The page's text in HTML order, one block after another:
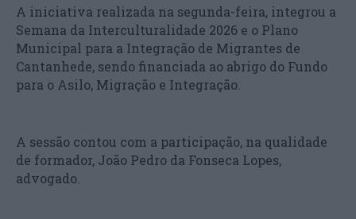
A iniciativa realizada na segunda-feira, integrou a
Semana da Interculturalidade 2026 e o Plano
Municipal para a Integração de Migrantes de
Cantanhede, sendo financiada ao abrigo do Fundo
para o Asilo, Migração e Integração.
A sessão contou com a participação, na qualidade
de formador, João Pedro da Fonseca Lopes,
advogado.